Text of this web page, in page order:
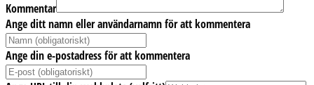
Kommentar
Ange ditt namn eller användarnamn för att kommentera
Ange din e-postadress för att kommentera